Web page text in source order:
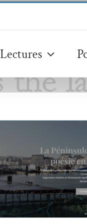
Lectures
Une maison
Péninsule —
Cotentin :
Adeline Miermont